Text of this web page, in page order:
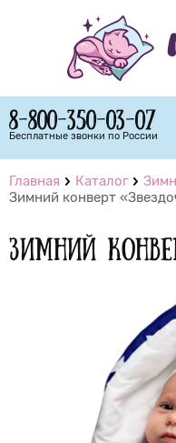
8-800-350-03-07
Бесплатные звонки по России
Главная Каталог
Зимний конверт
Зимний